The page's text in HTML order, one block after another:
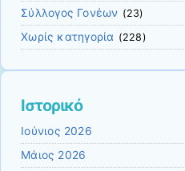
Σύλλογος Γονέων (23)
Χωρίς κατηγορία (228)
Ιστορικό
Ιούνιος 2026
Μάιος 2026